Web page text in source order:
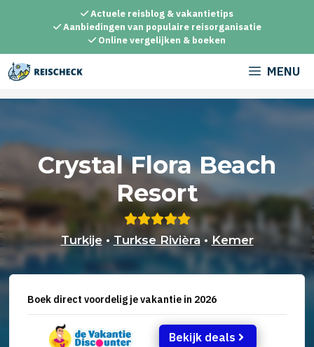
inhoud
Actuele reisblog & vakantietips
Aanbiedingen van populaire reisorganisatie
Online vergelijken & boeken
MENU
Crystal Flora Beach
Resort
Turkije • Turkse Rivièra • Kemer
Boek direct voordelig je vakantie in 2026
Bekijk deals